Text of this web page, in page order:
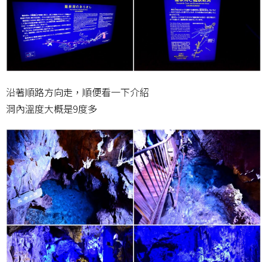
沿著順路方向走，順便看一下介紹
洞內溫度大概是9度多